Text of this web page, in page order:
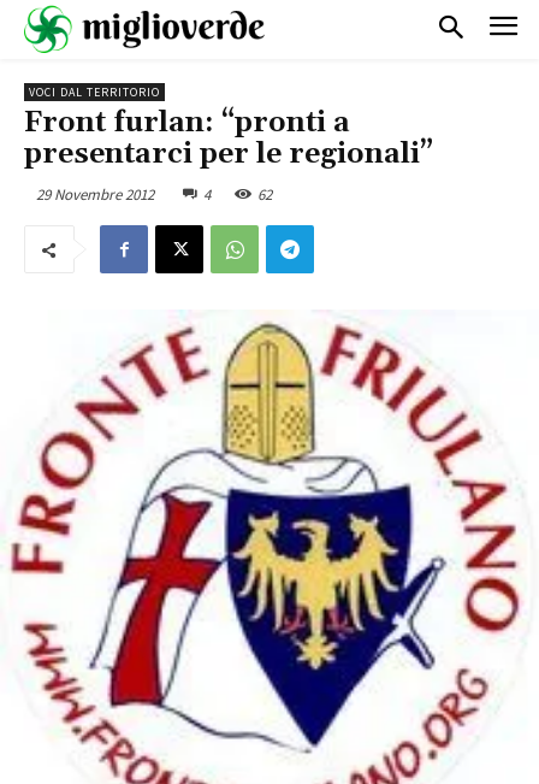
VOCI DAL TERRITORIO
Front furlan: “pronti a
presentarci per le regionali”
29 Novembre 2012 4 62